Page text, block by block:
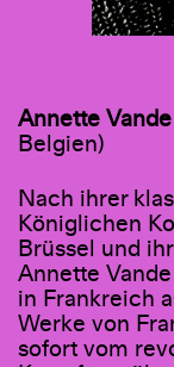
Annette
Belgien)
Nach ihrer
Königlichen
Brüssel und
Annette
in Frankreich
Werke von
sofort vom